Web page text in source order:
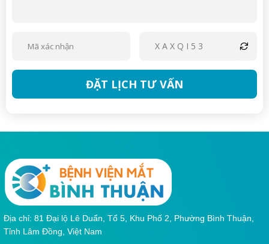
XAXQI53
ĐẶT LỊCH TƯ VẤN
Địa chỉ: 81 Đại lộ Lê Duẩn, Tổ 5, Khu Phố 2, Phường Bình Thuận,
Tỉnh Lâm Đồng, Việt Nam